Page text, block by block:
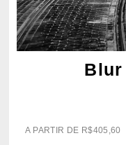
Blur
A PARTIR DE R$405,60